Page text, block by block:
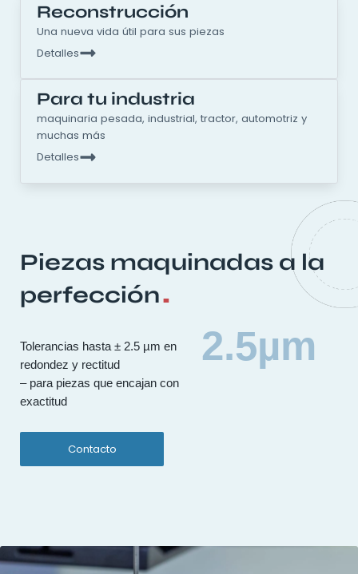
Reconstrucción
Una nueva vida útil para sus piezas
Detalles
Para tu industria
maquinaria pesada, industrial, tractor, automotriz y
muchas más
Detalles
Piezas maquinadas a la
perfección.
Tolerancias hasta ± 2.5 µm en
redondez y rectitud
– para piezas que encajan con
exactitud
2.5µm
Contacto